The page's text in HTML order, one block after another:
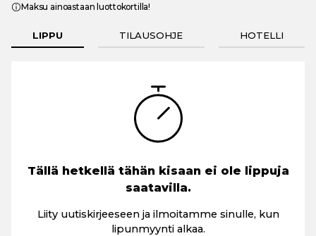
Maksu ainoastaan luottokortilla!
LIPPU TILAUSOHJE HOTELLI
Tällä hetkellä tähän kisaan ei ole lippuja
saatavilla.
Liity uutiskirjeeseen ja ilmoitamme sinulle, kun
lipunmyynti alkaa.